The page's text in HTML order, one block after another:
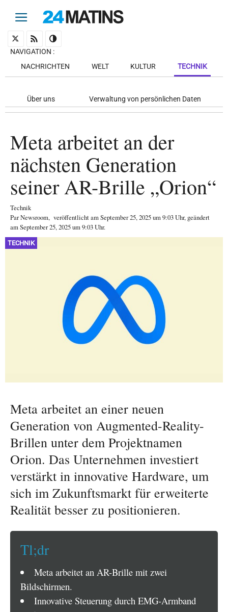
NAVIGATION :
NACHRICHTEN
WELT KULTUR TECHNIK
Über uns Verwaltung von persönlichen Daten
Meta arbeitet an der
nächsten Generation
seiner AR-Brille „Orion“
Technik
ParNewsroom, veröffentlicht amSeptember 25, 2025um 9:03 Uhr, geändert
am September 25, 2025 um 9:03 Uhr.
TECHNIK
Meta arbeitet an einer neuen
Generation von Augmented-Reality-
Brillen unter dem Projektnamen
Orion. Das Unternehmen investiert
verstärkt in innovative Hardware, um
sich im Zukunftsmarkt für erweiterte
Realität besser zu positionieren.
Tl;dr
Meta arbeitet an AR-Brille mit zwei
Bildschirmen.
Innovative Steuerung durch EMG-Armband